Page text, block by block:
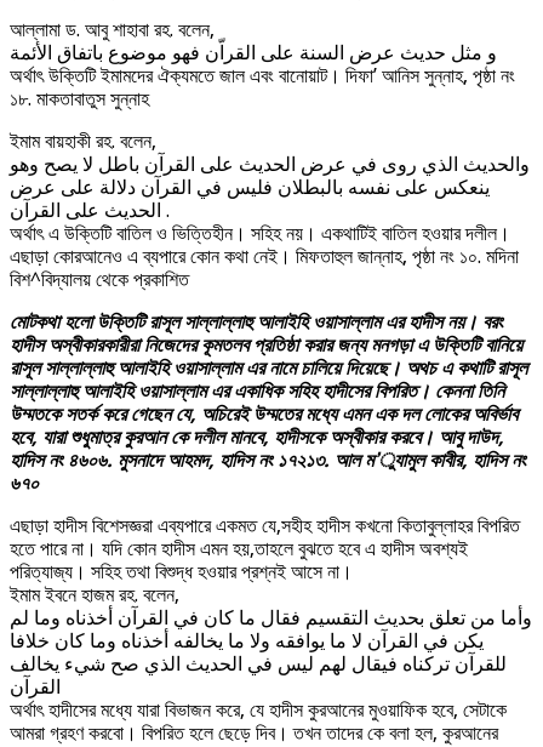
আল্লামা ড. আবু শাহাবা রহ. বলেন,
و مثل حديث عرض السنة على القراّن فهو موضوع باتفاق الأئمة
অর্থাৎ উক্তিটি ইমামদের ঐক্যমতে জাল এবং বানোয়াট। দিফা’ আনিস সুন্নাহ, পৃষ্ঠা নং
১৮. মাকতাবাতুস সুন্নাহ
ইমাম বায়হাকী রহ. বলেন,
والحديث الذي روى في عرض الحديث على القرآن باطل لا يصح وهو
ينعكس على نفسه بالبطلان فليس في القرآن دلالة على عرض
الحديث على القرآن .
অর্থাৎ এ উক্তিটি বাতিল ও ভিত্তিহীন। সহিহ নয়। একথাটিই বাতিল হওয়ার দলীল।
এছাড়া কোরআনেও এ ব্যপারে কোন কথা নেই। মিফতাহুল জান্নাহ, পৃষ্ঠা নং ১০. মদিনা
বিশ^বিদ্যালয় থেকে প্রকাশিত
মোটকথা হলো উক্তিটি রাসূল সাল্লাল্লাহু আলাইহি ওয়াসাল্লাম এর হাদীস নয়। বরং
হাদীস অস্বীকারকারীরা নিজেদের কূমতলব প্রতিষ্ঠা করার জন্য মনগড়া এ উক্তিটি বানিয়ে
রাসূল সাল্লাল্লাহু আলাইহি ওয়াসাল্লাম এর নামে চালিয়ে দিয়েছে। অথচ এ কথাটি রাসূল
সাল্লাল্লাহু আলাইহি ওয়াসাল্লাম এর একাধিক সহিহ হাদীসের বিপরিত। কেননা তিনি
উম্মতকে সতর্ক করে গেছেন যে, অচিরেই উম্মতের মধ্যে এমন এক দল লোকের অবির্ভাব
হবে, যারা শুধুমাত্র কুরআন কে দলীল মানবে, হাদীসকে অস্বীকার করবে। আবু দাউদ,
হাদিস নং ৪৬০৬. মুসনাদে আহমদ, হাদিস নং ১৭২১৩. আল ম’ুযামুল কাবীর, হাদিস নং
৬৭০
এছাড়া হাদীস বিশেসজ্ঞরা এব্যপারে একমত যে,সহীহ হাদীস কখনো কিতাবুল্লাহর বিপরিত
হতে পারে না। যদি কোন হাদীস এমন হয়,তাহলে বুঝতে হবে এ হাদীস অবশ্যই
পরিত্যাজ্য। সহিহ তথা বিশুদ্ধ হওয়ার প্রশ্নই আসে না।
ইমাম ইবনে হাজম রহ. বলেন,
وأما من تعلق بحديث التقسيم فقال ما كان في القرآن أخذناه وما لم
يكن في القرآن لا ما يوافقه ولا ما يخالفه أخذناه وما كان خلافا
للقرآن تركناه فيقال لهم ليس في الحديث الذي صح شيء يخالف
القرآن
অর্থাৎ হাদীসের মধ্যে যারা বিভাজন করে, যে হাদীস কুরআনের মুওয়াফিক হবে, সেটাকে
আমরা গ্রহণ করবো। বিপরিত হলে ছেড়ে দিব। তখন তাদের কে বলা হল, কুরআনের